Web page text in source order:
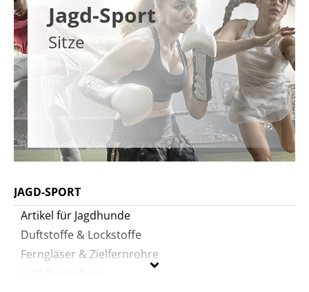
Jagd-Sport
Sitze
JAGD-SPORT
Artikel für Jagdhunde
Duftstoffe & Lockstoffe
Ferngläser & Zielfernrohre